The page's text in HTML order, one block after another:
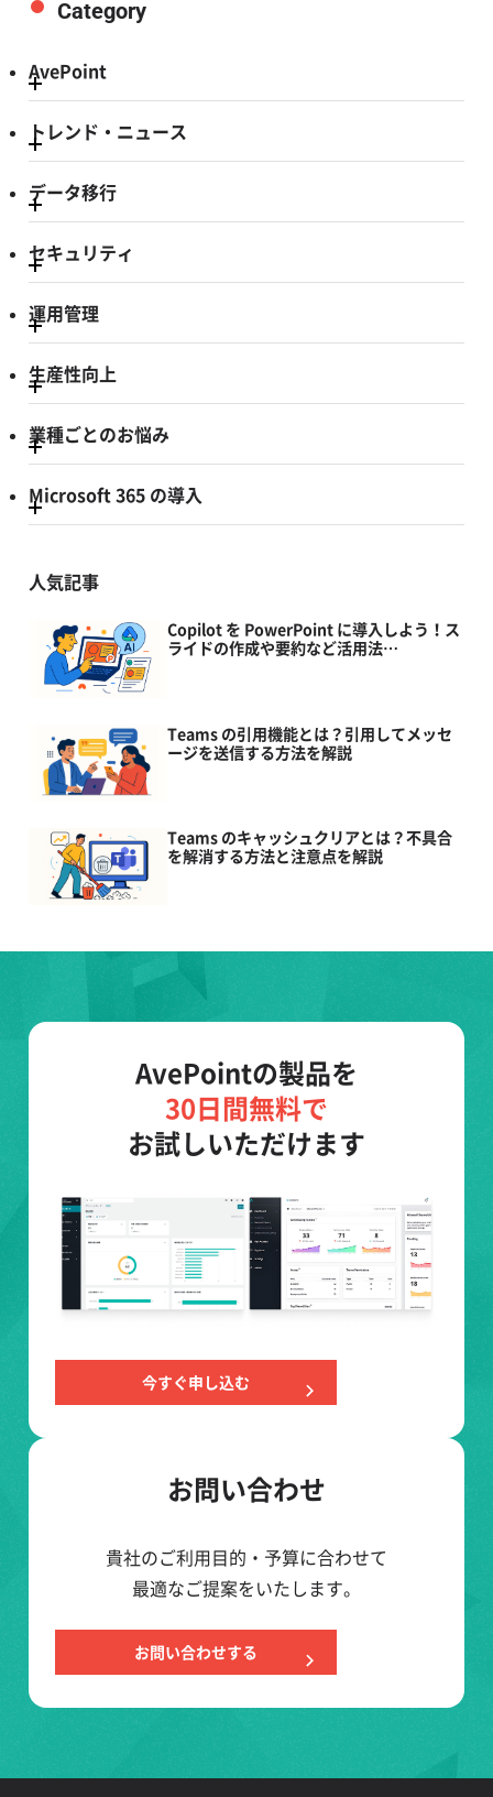
Category
AvePoint
トレンド・ニュース
データ移行
セキュリティ
運用管理
生産性向上
業種ごとのお悩み
Microsoft 365 の導入
人気記事
Copilot を PowerPoint に導入しよう！ス
ライドの作成や要約など活用法…
Teams の引用機能とは？引用してメッセ
ージを送信する方法を解説
Teams のキャッシュクリアとは？不具合
を解消する方法と注意点を解説
AvePointの製品を
30日間無料で
お試しいただけます
今すぐ申し込む
お問い合わせ
貴社のご利用目的・予算に合わせて
最適なご提案をいたします。
お問い合わせする